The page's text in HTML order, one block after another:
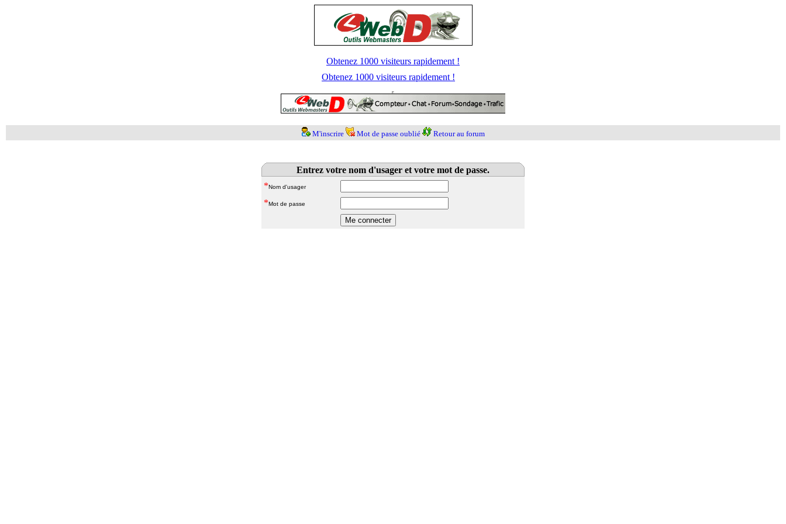
Obtenez 1000 visiteurs rapidement !
Obtenez 1000 visiteurs rapidement !
M'inscrire Mot de passe oublié Retour au forum
Entrez votre nom d'usager et votre mot de passe.
*Nom d'usager
*Mot de passe